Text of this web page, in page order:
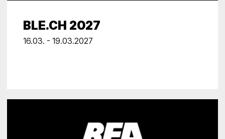
BLE.CH 2027
16.03. - 19.03.2027